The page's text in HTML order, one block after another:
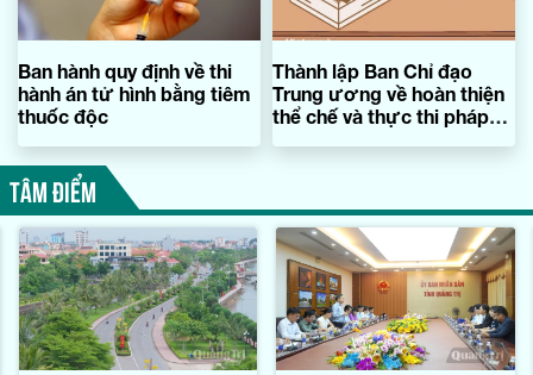
Ban hành quy định về thi
hành án tử hình bằng tiêm
thuốc độc
Thành lập Ban Chỉ đạo
Trung ương về hoàn thiện
thể chế và thực thi pháp
TÂM ĐIỂM